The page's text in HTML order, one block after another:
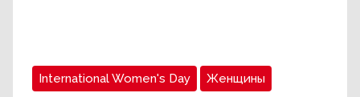
International Women's Day Женщины